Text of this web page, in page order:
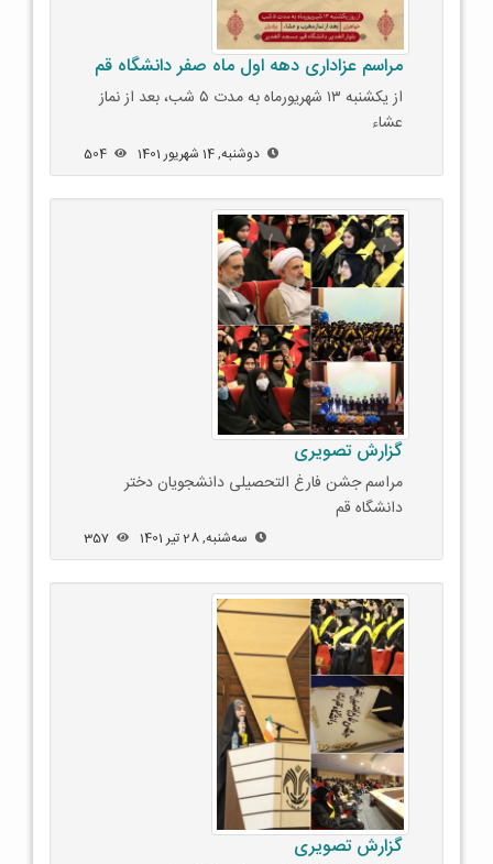
مراسم عزاداری دهه اول ماه صفر دانشگاه قم
از یکشنبه ١٣ شهریورماه به مدت ۵ شب، بعد از نماز
عشاء
دوشنبه, 14 شهریور 1401 504
گزارش تصویری
مراسم جشن فارغ التحصیلی دانشجویان دختر
دانشگاه قم
ﺳﻪشنبه, 28 تیر 1401 357
گزارش تصویری